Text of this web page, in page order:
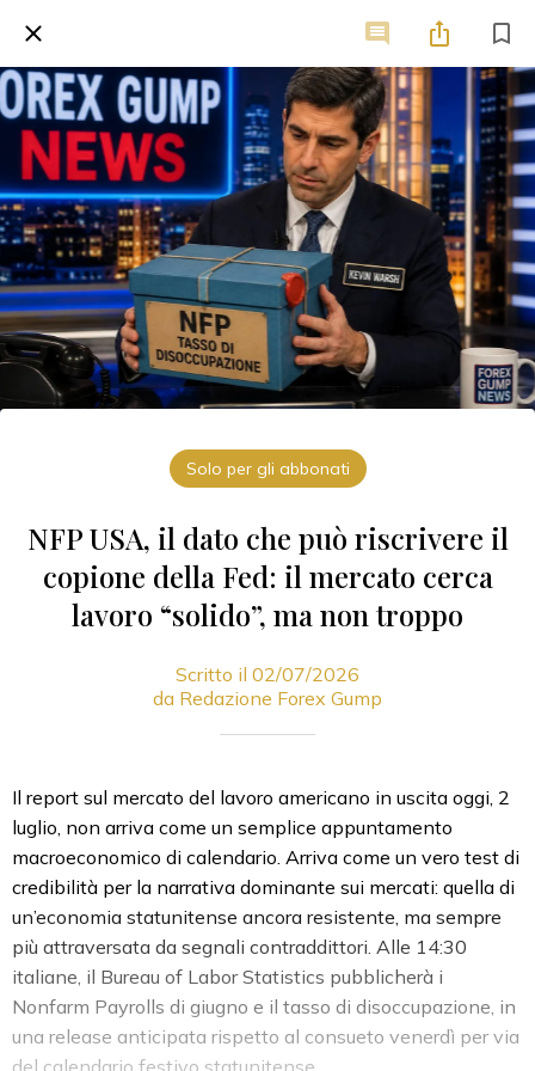
Solo per gli abbonati
NFP USA, il dato che può riscrivere il
copione della Fed: il mercato cerca
lavoro “solido”, ma non troppo
Scritto il 02/07/2026
da Redazione Forex Gump
Il report sul mercato del lavoro americano in uscita oggi, 2
luglio, non arriva come un semplice appuntamento
macroeconomico di calendario. Arriva come un vero test di
credibilità per la narrativa dominante sui mercati: quella di
un’economia statunitense ancora resistente, ma sempre
più attraversata da segnali contraddittori. Alle 14:30
italiane, il Bureau of Labor Statistics pubblicherà i
Nonfarm Payrolls di giugno e il tasso di disoccupazione, in
una release anticipata rispetto al consueto venerdì per via
del calendario festivo statunitense.